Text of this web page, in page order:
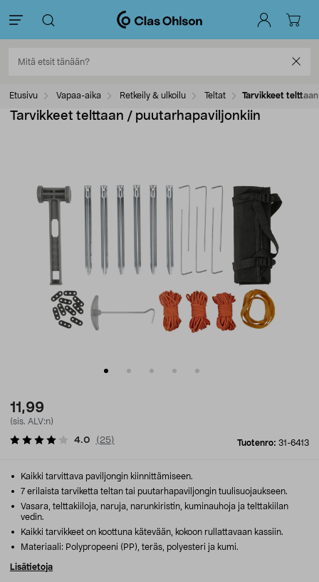
Etusivu Vapaa-aika Retkeily & ulkoilu Teltat Tarvikkeet
Tarvikkeet telttaan / puutarhapaviljonkiin
11,99
(sis. ALV:n)
Tuotenro: 31-6413
4.0 ( 25)
Kaikki tarvittava paviljongin kiinnittämiseen.
7 erilaista tarviketta teltan tai puutarhapaviljongin tuulisuojaukseen.
Vasara, telttakiiloja, naruja, narunkiristin, kuminauhoja ja telttakiilan
vedin.
Kaikki tarvikkeet on koottuna kätevään, kokoon rullattavaan kassiin.
Materiaali: Polypropeeni (PP), teräs, polyesteri ja kumi.
Lisätietoja